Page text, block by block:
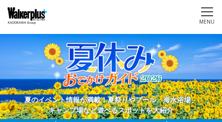
MENU
夏のイベント情報が満載！夏祭りやプール、海水浴場、
キャンプ場など遊べるスポットを大紹介